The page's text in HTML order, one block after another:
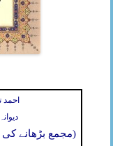
(مجمع بڑھانے